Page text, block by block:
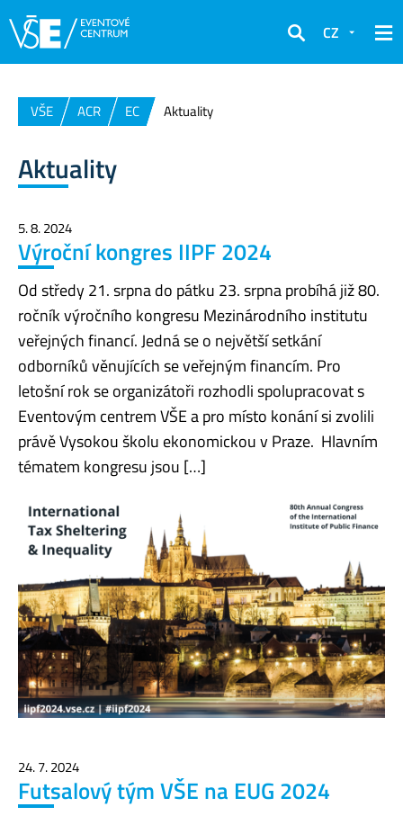
Hledat
CZ
VŠE ACR EC Aktuality
Aktuality
5. 8. 2024
Výroční kongres IIPF 2024
Od středy 21. srpna do pátku 23. srpna probíhá již 80.
ročník výročního kongresu Mezinárodního institutu
veřejných financí. Jedná se o největší setkání
odborníků věnujících se veřejným financím. Pro
letošní rok se organizátoři rozhodli spolupracovat s
Eventovým centrem VŠE a pro místo konání si zvolili
právě Vysokou školu ekonomickou v Praze. Hlavním
tématem kongresu jsou […]
24. 7. 2024
Futsalový tým VŠE na EUG 2024